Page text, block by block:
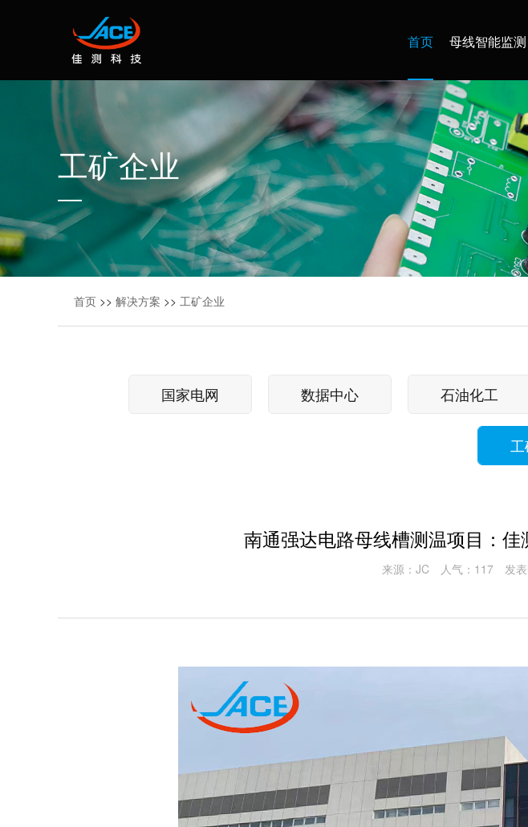
首页 母线智能监测
工矿企业
首页 >> 解决方案 >> 工矿企业
国家电网 数据中心 石油化工
南通强达电路母线槽测温项目：
来源：JC 人气：117 发